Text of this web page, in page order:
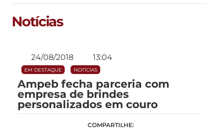
Notícias
24/08/2018 13:04
EM DESTAQUE NOTÍCIAS
Ampeb fecha parceria com
empresa de brindes
personalizados em couro
COMPARTILHE: